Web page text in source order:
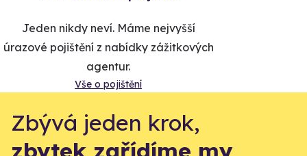
Jeden nikdy neví. Máme nejvyšší
úrazové pojištění z nabídky zážitkových
agentur.
Vše o pojištění
Zbývá jeden krok,
zbytek zařídíme my